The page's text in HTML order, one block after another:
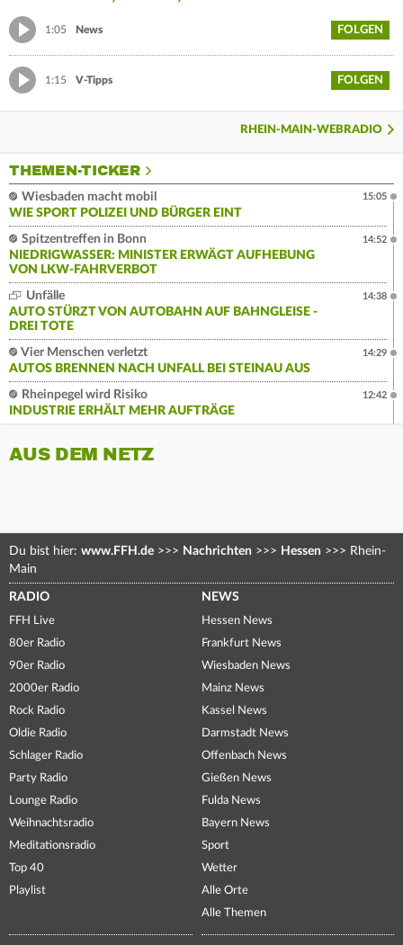
1:05 News FOLGEN
1:15 V-Tipps FOLGEN
RHEIN-MAIN-WEBRADIO
THEMEN-TICKER
Wiesbaden macht mobil
WIE SPORT POLIZEI UND BÜRGER EINT
15:05
Spitzentreffen in Bonn
NIEDRIGWASSER: MINISTER ERWÄGT AUFHEBUNG
VON LKW-FAHRVERBOT
14:52
Unfälle
AUTO STÜRZT VON AUTOBAHN AUF BAHNGLEISE -
DREI TOTE
14:38
Vier Menschen verletzt
AUTOS BRENNEN NACH UNFALL BEI STEINAU AUS
14:29
Rheinpegel wird Risiko
INDUSTRIE ERHÄLT MEHR AUFTRÄGE
12:42
AUS DEM NETZ
Du bist hier: www.FFH.de >>> Nachrichten >>> Hessen >>> Rhein-
Main
RADIO
FFH Live
80er Radio
90er Radio
2000er Radio
Rock Radio
Oldie Radio
Schlager Radio
Party Radio
Lounge Radio
Weihnachtsradio
Meditationsradio
Top 40
Playlist
NEWS
Hessen News
Frankfurt News
Wiesbaden News
Mainz News
Kassel News
Darmstadt News
Offenbach News
Gießen News
Fulda News
Bayern News
Sport
Wetter
Alle Orte
Alle Themen